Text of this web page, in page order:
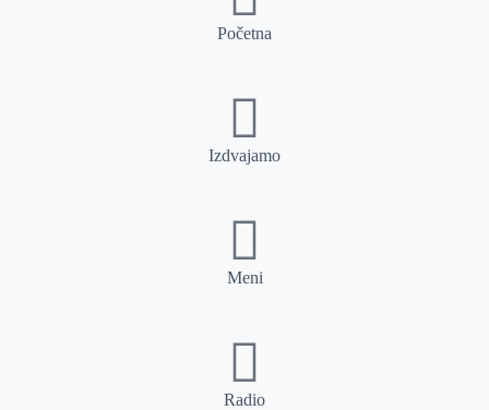
Početna
Izdvajamo
Meni
Radio